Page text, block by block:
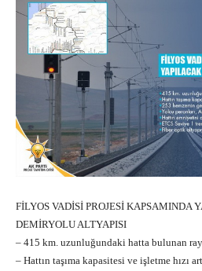
FİLYOS VADİSİ PROJESİ KAPSAMINDA
DEMİRYOLU ALTYAPISI
– 415 km. uzunluğundaki hatta bulunan
– Hattın taşıma kapasitesi ve işletme hızı